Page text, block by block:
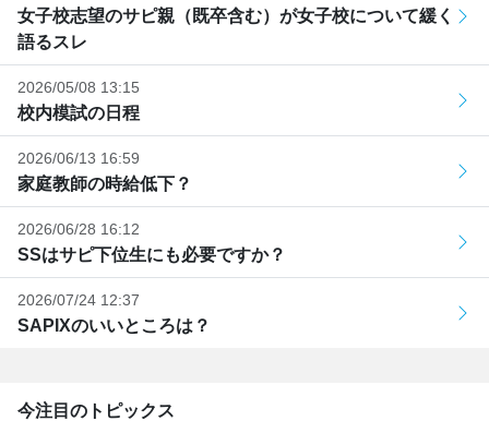
女子校志望のサピ親（既卒含む）が女子校について緩く
語るスレ
2026/05/08 13:15
校内模試の日程
2026/06/13 16:59
家庭教師の時給低下？
2026/06/28 16:12
SSはサピ下位生にも必要ですか？
2026/07/24 12:37
SAPIXのいいところは？
今注目のトピックス